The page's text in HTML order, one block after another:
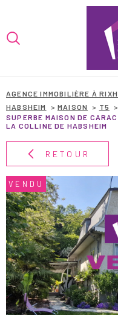
recherche
menu
principal
contenu
AGENCE IMMOBILIÈRE À
HABSHEIM
MAISON
T5
SUPERBE MAISON DE
LA COLLINE DE HABSHEIM
RETOUR
VENDU